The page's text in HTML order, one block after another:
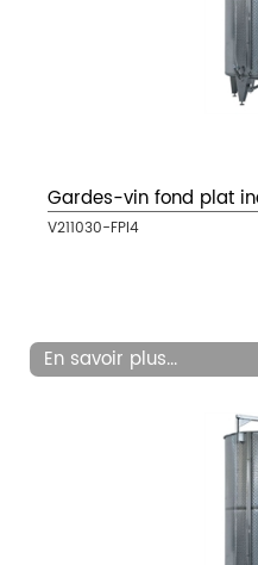
Gardes-vin fond plat
V211030-FPI4
En savoir plus...